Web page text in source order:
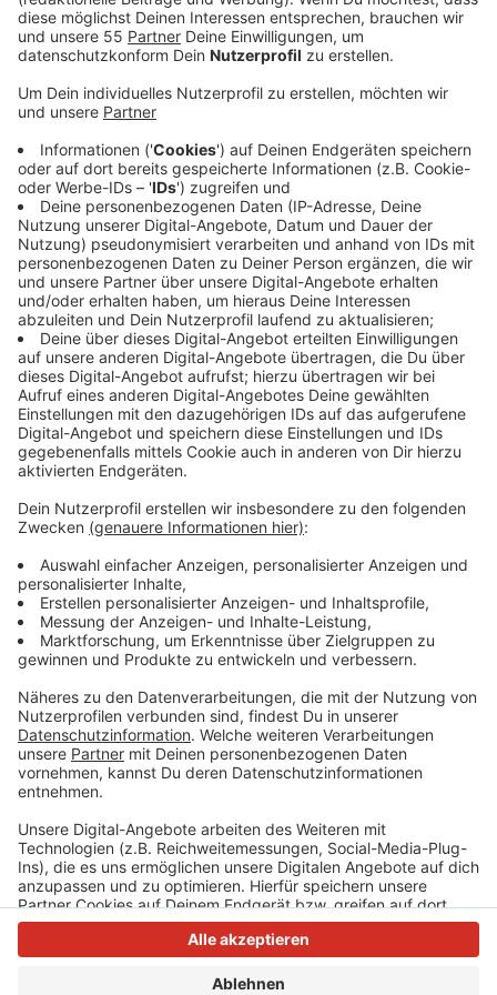
bestätigt den Fund. Vielleicht gibt es einen
Zusammenhang mit einem Leichenfund in
Düsseldorf.
Veröffentlicht:Donnerstag, 09.04.2026 08:26
Anzeige
Gestern Abend wurden Feuerwehr und DLRG erst nur
wegen einer möglicherweise ertrinkenden Person
alarmiert. Vor Ort am südlichen Monheimer Rheinufer
stellten die Einsatzkräfte aber fest: Es handelte sich
um ein menschliches Körperteil, das am Ufer lag - ein
offenbar abgetrenntes Bein. Die Fundstelle wurde der
Polizei übergeben. Ein Polizeisprecher sagte uns jetzt:
Das gefundene menschliche Bein werde
rechtsmedizinisch untersucht - insbesondere darauf,
menschlichen Torsos in Düsseldorf vor ein paar Tagen
gibt. Dieser Leichnam wurde bisher noch nicht
identifiziert. Unklar ist auch noch, wo und wie Bein und
Oberkörper ursprünglich jeweils im Rhein gelandet sind.
Mehr kann die Polizei wegen laufender Ermittlungen
aktuell noch nicht sagen.
Anzeige
Anzeige